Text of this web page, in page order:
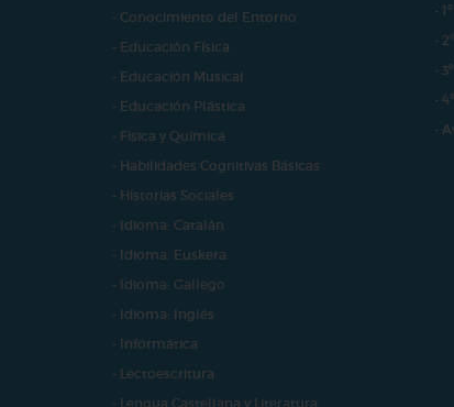
- Conocimiento del Entorno
- Educación Física
- Educación Musical
- Educación Plástica
- Física y Química
- Habilidades Cognitivas Básicas
- Historias Sociales
- Idioma: Catalán
- Idioma: Euskera
- Idioma: Gallego
- Idioma: Inglés
- Informática
- Lectoescritura
- Lengua Castellana y Literatura
-
-
-
-
-